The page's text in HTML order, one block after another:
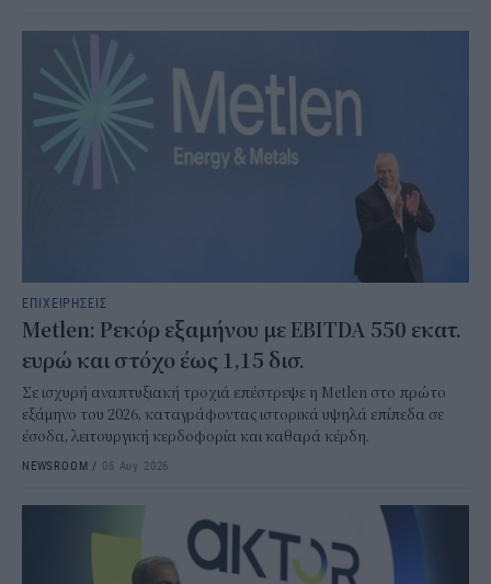
ΕΠΙΧΕΙΡΗΣΕΙΣ
Metlen: Ρεκόρ εξαμήνου με EBITDA 550 εκατ.
ευρώ και στόχο έως 1,15 δισ.
Σε ισχυρή αναπτυξιακή τροχιά επέστρεψε η Metlen στο πρώτο
εξάμηνο του 2026, καταγράφοντας ιστορικά υψηλά επίπεδα σε
έσοδα, λειτουργική κερδοφορία και καθαρά κέρδη.
NEWSROOM / 06 Αυγ 2026